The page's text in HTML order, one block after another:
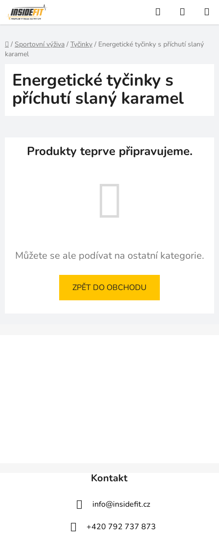
Přejít
na
obsah
Hledat
KOŠÍK
Domů
/ Sportovní výživa / Tyčinky / Energetické tyčinky s příchutí slaný
karamel
Energetické tyčinky s
příchutí slaný karamel
Produkty teprve připravujeme.
Můžete se ale podívat na ostatní kategorie.
ZPĚT DO OBCHODU
Kontakt
info@insidefit.cz
+420 792 737 873